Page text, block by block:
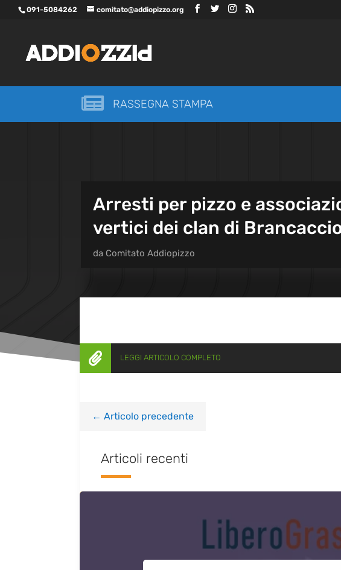
091-5084262 comitato@addiopizzo.org
 RASSEGNA STAMPA
Arresti per pizzo e
vertici dei clan di
da Comitato Addiopizzo
 LEGGI ARTICOLO COMPLETO
← Articolo precedente
Articoli recenti